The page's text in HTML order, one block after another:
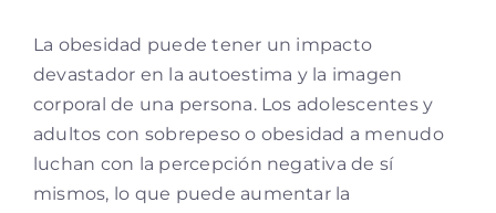
La obesidad puede tener un impacto
devastador en la autoestima y la imagen
corporal de una persona. Los adolescentes y
adultos con sobrepeso o obesidad a menudo
luchan con la percepción negativa de sí
mismos, lo que puede aumentar la